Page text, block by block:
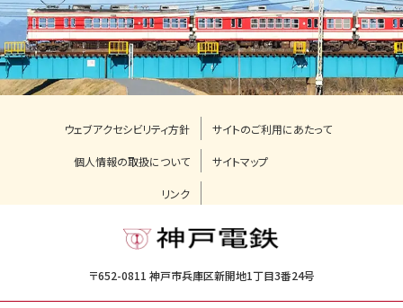
〒652-0811 神戸市兵庫区新開地1丁目3番24号
ウェブアクセシビリティ方針 サイトのご利用にあたって
個人情報の取扱について サイトマップ
リンク